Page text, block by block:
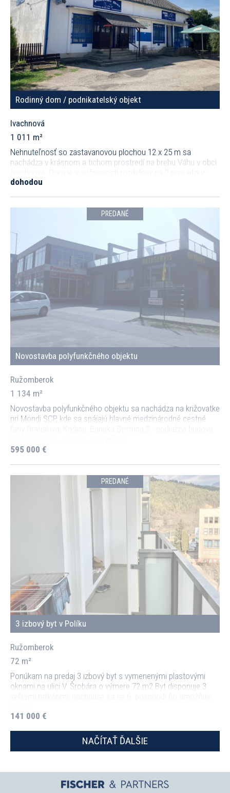
Rodinný dom / podnikatelský objekt
Ivachnová
1 011 m²
Nehnuteľnosť so zastavanovou plochou 12 x 25 m sa
nachádza v krásnom a tichom prostredí na brehu Váhu v obci
dohodou
Novostavba polyfunkčného objektu
Ružomberok
1 134 m²
Novostavba polyfunkčného objektu sa nachádza na križovatke
pri Mondi SCP, kde sa spájajú hlavné medzinárodné cestné
595 000 €
3 izbový byt v Políku
Ružomberok
72 m²
Ponúkam na predaj 3 izbový byt s vymenenými plastovými
oknami na ulici V. Šrobára o výmere 72 m2.Byt disponuje 3
141 000 €
NAČÍTAŤ ĎALŠIE